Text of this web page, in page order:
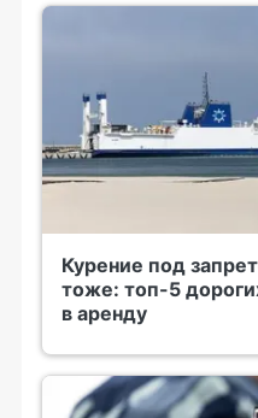
Курение под
тоже: топ-5
в аренду